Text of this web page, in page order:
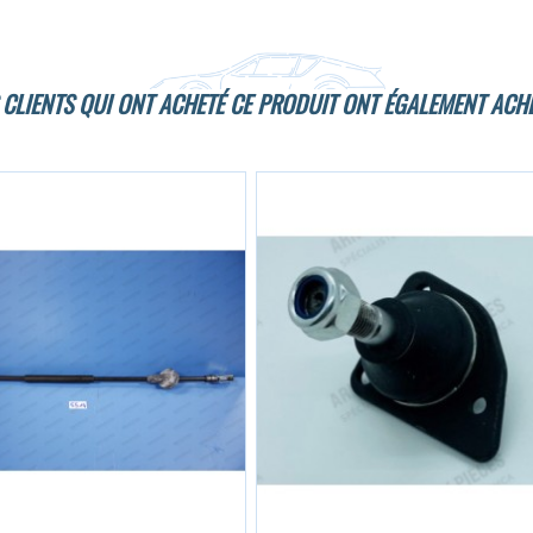
QUI ONT ACHETÉ CE PRODUIT ONT ÉGALEMENT